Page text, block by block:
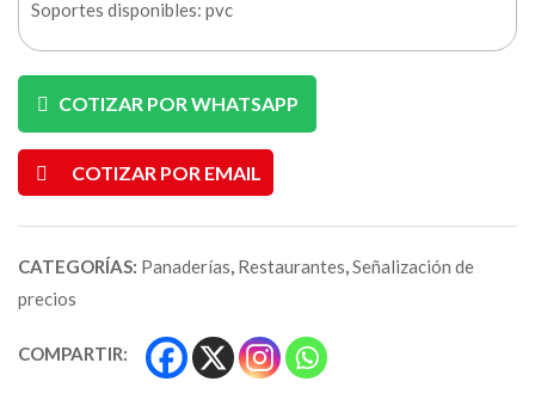
Soportes disponibles: pvc
COTIZAR POR WHATSAPP
COTIZAR POR EMAIL
CATEGORÍAS: Panaderías, Restaurantes,Señalización de
precios
COMPARTIR: